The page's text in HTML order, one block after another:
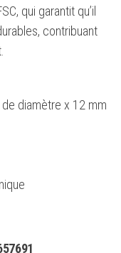
qui garantit qu’il
contribuant
diamètre x 12 mm